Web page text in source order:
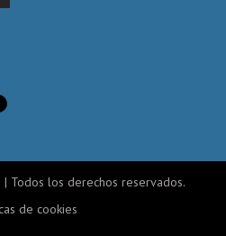
Todos los derechos reservados.
de cookies